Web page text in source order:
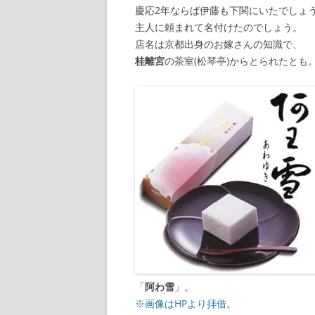
慶応2年ならば伊藤も下関にいたでしょう
主人に頼まれて名付けたのでしょう。
店名は京都出身のお嫁さんの知識で、
桂離宮の茶室(松琴亭)からとられたとも。
「阿わ雪 」。
※画像はHPより拝借。